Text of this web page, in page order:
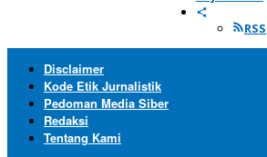
RSS
Disclaimer
Kode Etik Jurnalistik
Pedoman Media Siber
Redaksi
Tentang Kami